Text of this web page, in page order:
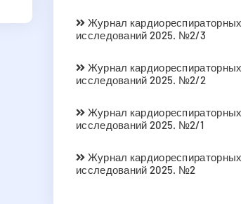
Журнал кардиореспираторных
исследований 2025. №2/3
Журнал кардиореспираторных
исследований 2025. №2/2
Журнал кардиореспираторных
исследований 2025. №2/1
Журнал кардиореспираторных
исследований 2025. №2